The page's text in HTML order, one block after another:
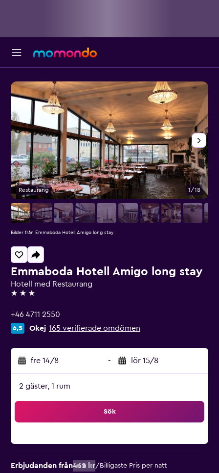
Emmaboda Hotell Amigo long stay
Hotell med Restaurang
3 stjärnor
+46 4711 2550
6,5 Okej 165 verifierade omdömen
fre 14/8 - lör 15/8
2 gäster, 1 rum
Sök
Erbjudanden från462 kr/ Billigaste Pris per natt
Restaurang 1/18
Bilder från Emmaboda Hotell Amigo long stay